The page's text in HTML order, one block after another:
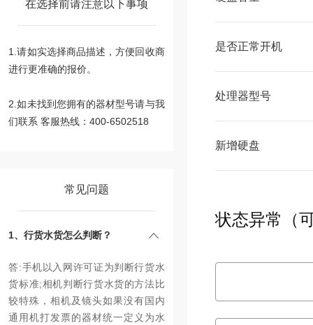
在选择前请注意以下事项
1.请如实选择商品描述，方便回收商
进行更准确的报价。
2.如未找到您拥有的器材型号请与我
们联系 客服热线：400-6502518
常见问题
1、行货水货怎么判断？
答:手机以入网许可证为判断行货水
货标准;相机判断行货水货的方法比
较特殊，相机及镜头如果没有国内
通用机打发票的器材统一定义为水
是否正常开机
处理器型号
新增硬盘
状态异常（